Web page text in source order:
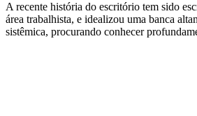
A recente história do escritório tem sido
área trabalhista, e idealizou uma banca
sistêmica, procurando conhecer